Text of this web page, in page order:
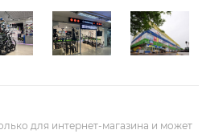
для интернет-магазина и может